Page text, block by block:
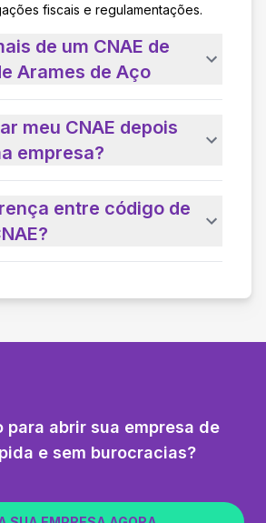
fiscais e regulamentações.
de um CNAE de
Arames de Aço
meu CNAE depois
empresa?
entre código de
para abrir sua empresa de
e sem burocracias?